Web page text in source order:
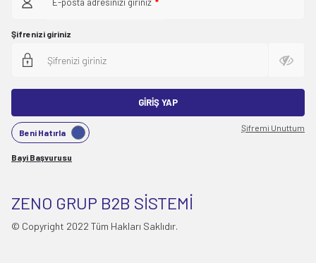
Şifrenizi giriniz
GIRIŞ YAP
Beni Hatırla Şifremi Unuttum
Bayi Başvurusu
ZENO GRUP B2B SİSTEMİ
© Copyright 2022 Tüm Hakları Saklıdır.